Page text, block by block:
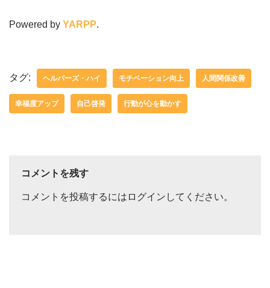
Powered by YARPP.
タグ: ヘルパーズ・ハイ モチベーション向上 人間関係改善
幸福度アップ 自己啓発 行動が心を動かす
コメントを残す
コメントを投稿するには ログイン してください。